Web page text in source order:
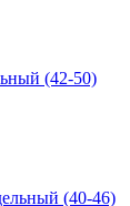
(42-50)